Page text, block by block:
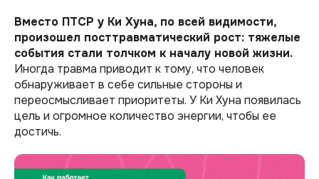
Вместо ПТСР у Ки Хуна, по всей видимости,
произошел посттравматический рост: тяжелые
события стали толчком к началу новой жизни.
Иногда травма приводит к тому, что человек
обнаруживает в себе сильные стороны и
переосмысливает приоритеты. У Ки Хуна появилась
цель и огромное количество энергии, чтобы ее
достичь.